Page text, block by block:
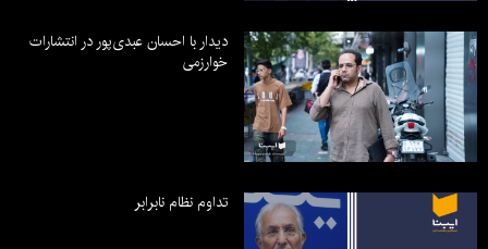
دیدار با احسان عبدی‌پور در انتشارات
خوارزمی
تداوم نظام نابرابر